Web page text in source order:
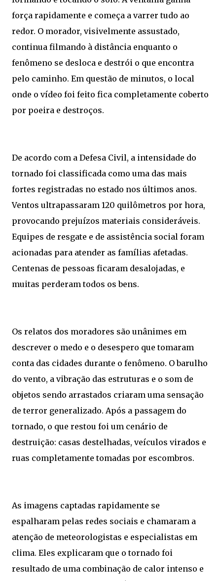
força rapidamente e começa a varrer tudo ao
redor. O morador, visivelmente assustado,
continua filmando à distância enquanto o
fenômeno se desloca e destrói o que encontra
pelo caminho. Em questão de minutos, o local
onde o vídeo foi feito fica completamente coberto
por poeira e destroços.
De acordo com a Defesa Civil, a intensidade do
tornado foi classificada como uma das mais
fortes registradas no estado nos últimos anos.
Ventos ultrapassaram 120 quilômetros por hora,
provocando prejuízos materiais consideráveis.
Equipes de resgate e de assistência social foram
acionadas para atender as famílias afetadas.
Centenas de pessoas ficaram desalojadas, e
muitas perderam todos os bens.
Os relatos dos moradores são unânimes em
descrever o medo e o desespero que tomaram
conta das cidades durante o fenômeno. O barulho
do vento, a vibração das estruturas e o som de
objetos sendo arrastados criaram uma sensação
de terror generalizado. Após a passagem do
tornado, o que restou foi um cenário de
destruição: casas destelhadas, veículos virados e
ruas completamente tomadas por escombros.
As imagens captadas rapidamente se
espalharam pelas redes sociais e chamaram a
atenção de meteorologistas e especialistas em
clima. Eles explicaram que o tornado foi
resultado de uma combinação de calor intenso e